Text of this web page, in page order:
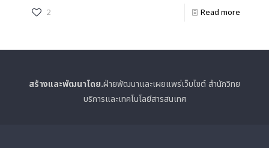
2 Read more
สร้างและพัฒนาโดย.ฝ่ายพัฒนาและเผยแพร่เว็บไซต์ สำนักวิทย
บริการและเทคโนโลยีสารสนเทศ